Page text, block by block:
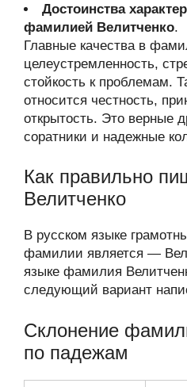
Достоинства
фамилией Велитченко.
Главные качества в
целеустремленность,
стойкость к проблемам.
относится честность,
открытость. Это верные
соратники и надежные
Как правильно
Велитченко
В русском языке
фамилии является —
языке фамилия
следующий вариант
Склонение
по падежам